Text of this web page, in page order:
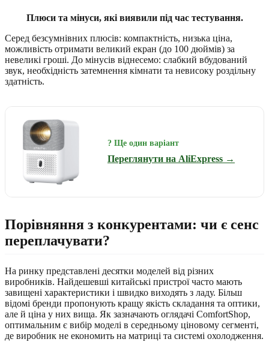
Плюси та мінуси, які виявили під час тестування.
Серед безсумнівних плюсів: компактність, низька ціна,
можливість отримати великий екран (до 100 дюймів) за
невеликі гроші. До мінусів віднесемо: слабкий вбудований
звук, необхідність затемнення кімнати та невисоку роздільну
здатність.
? Ще один варіант
Переглянути на AliExpress →
Порівняння з конкурентами: чи є сенс
переплачувати?
На ринку представлені десятки моделей від різних
виробників. Найдешевші китайські пристрої часто мають
завищені характеристики і швидко виходять з ладу. Більш
відомі бренди пропонують кращу якість складання та оптики,
але й ціна у них вища. Як зазначають оглядачі ComfortShop,
оптимальним є вибір моделі в середньому ціновому сегменті,
де виробник не економить на матриці та системі охолодження.